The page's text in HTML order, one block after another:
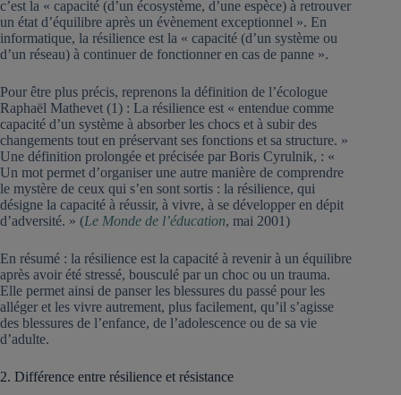
c’est la « capacité (d’un écosystème, d’une espèce) à retrouver
un état d’équilibre après un évènement exceptionnel ». En
informatique, la résilience est la « capacité (d’un système ou
d’un réseau) à continuer de fonctionner en cas de panne ».
Pour être plus précis, reprenons la définition de l’écologue
Raphaël Mathevet (1) : La résilience est « entendue comme
capacité d’un système à absorber les chocs et à subir des
changements tout en préservant ses fonctions et sa structure. »
Une définition prolongée et précisée par Boris Cyrulnik, : «
Un mot permet d’organiser une autre manière de comprendre
le mystère de ceux qui s’en sont sortis : la résilience, qui
désigne la capacité à réussir, à vivre, à se développer en dépit
d’adversité. » (Le Monde de l’éducation, mai 2001)
En résumé : la résilience est la capacité à revenir à un équilibre
après avoir été stressé, bousculé par un choc ou un trauma.
Elle permet ainsi de panser les blessures du passé pour les
alléger et les vivre autrement, plus facilement, qu’il s’agisse
des blessures de l’enfance, de l’adolescence ou de sa vie
d’adulte.
2. Différence entre résilience et résistance